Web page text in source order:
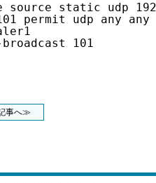
source static udp
permit udp any any
101
事へ≫